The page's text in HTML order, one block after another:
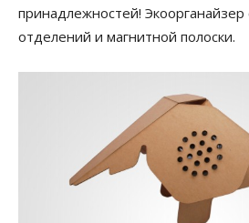
принадлежностей! Экоорганайзер
отделений и магнитной полоски.